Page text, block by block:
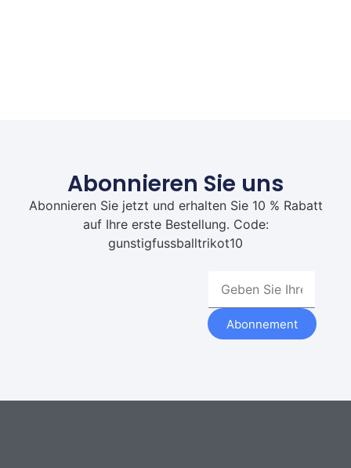
Abonnieren Sie uns
Abonnieren Sie jetzt und erhalten Sie 10 % Rabatt
auf Ihre erste Bestellung. Code:
gunstigfussballtrikot10
Abonnement